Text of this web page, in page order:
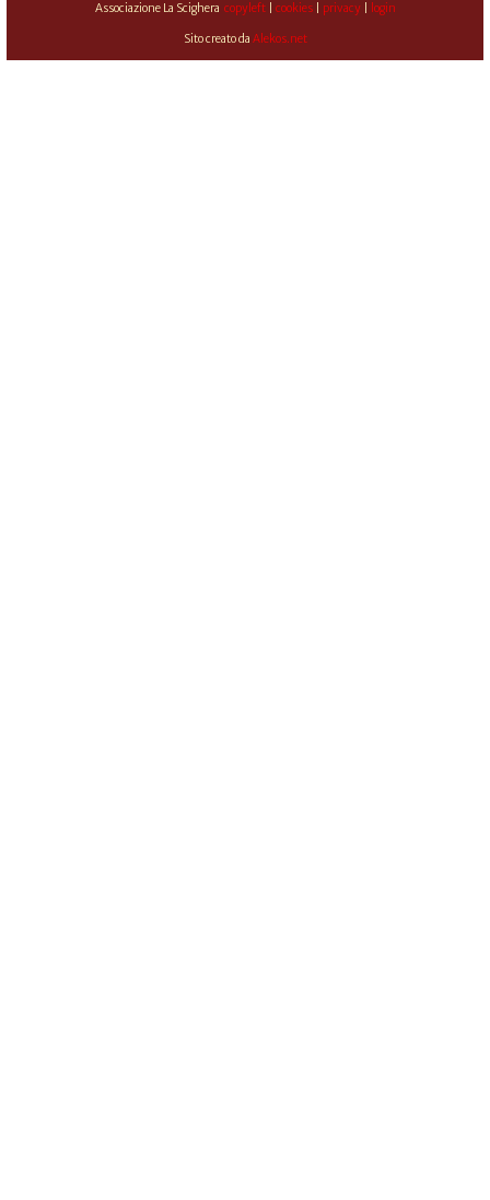
Associazione La Scighera copyleft| cookies| privacy| login
Sito creato da Alekos.net